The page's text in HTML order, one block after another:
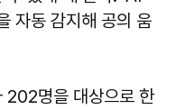
자동 감지해 공의 움
202명을 대상으로 한